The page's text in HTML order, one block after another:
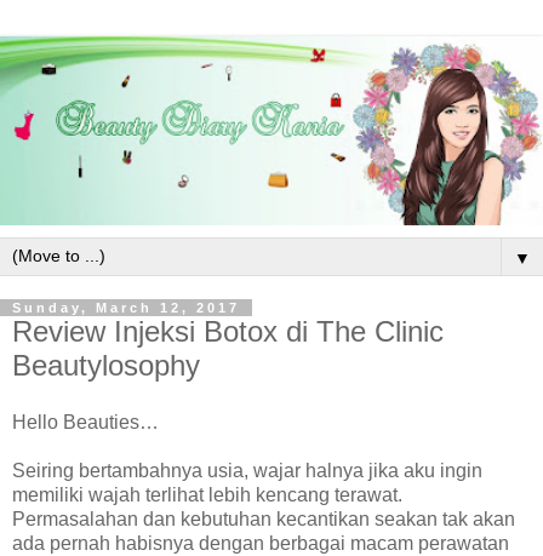
▼
Sunday, March 12, 2017
Review Injeksi Botox di The Clinic
Beautylosophy
Hello Beauties…
Seiring bertambahnya usia, wajar halnya jika aku ingin
memiliki wajah terlihat lebih kencang terawat.
Permasalahan dan kebutuhan kecantikan seakan tak akan
ada pernah habisnya dengan berbagai macam perawatan